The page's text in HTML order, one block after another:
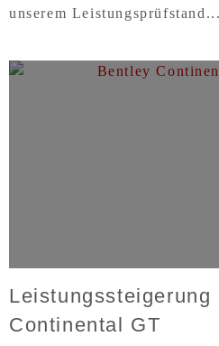
unserem Leistungsprüfstand...
Leistungssteigerung
Continental GT